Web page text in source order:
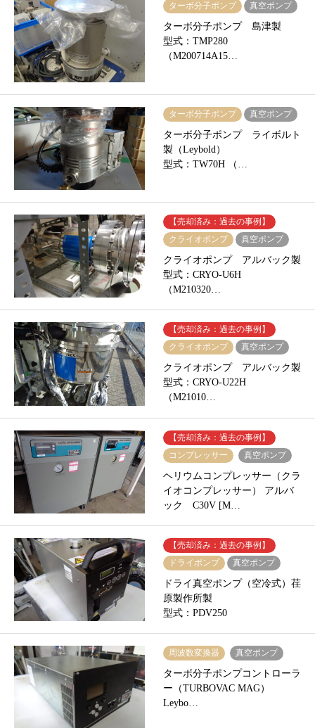
ターボ分子ポンプ 真空ポンプ
ターボ分子ポンプ 島津製
型式：TMP280
（M200714A15…
ターボ分子ポンプ 真空ポンプ
ターボ分子ポンプ ライボルト
製（Leybold）
型式：TW70H （…
【売却済み：過去の事例】
クライオポンプ
真空ポンプ
クライオポンプ アルバック製
型式：CRYO-U6H
（M210320…
【売却済み：過去の事例】
クライオポンプ
真空ポンプ
クライオポンプ アルバック製
型式：CRYO-U22H
（M21010…
【売却済み：過去の事例】
コンプレッサー
真空ポンプ
ヘリウムコンプレッサー（クラ
イオコンプレッサー） アルバ
ック C30V [M…
【売却済み：過去の事例】
ドライポンプ
真空ポンプ
ドライ真空ポンプ（空冷式）荏
原製作所製
型式：PDV250
周波数変換器 真空ポンプ
ターボ分子ポンプコントローラ
ー（TURBOVAC MAG）
Leybo…